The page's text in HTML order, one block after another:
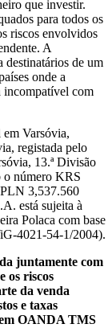
que investir.
para todos os
riscos envolvidos
A
destinatários de um
onde a
incompatível com
Varsóvia,
registada pelo
13.ª Divisão
o número KRS
3,537.560
está sujeita à
Polaca com base
4021-54-1/2004).
juntamente com
os riscos
da venda
e taxas
em OANDA TMS